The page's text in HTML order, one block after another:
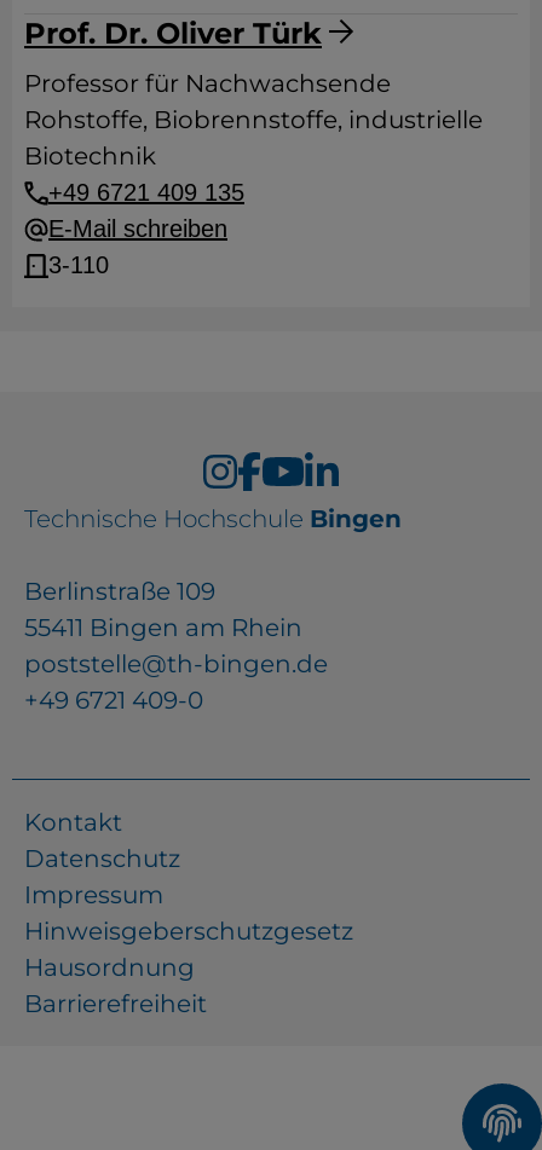
Prof. Dr. Oliver Türk
Professor für Nachwachsende
Rohstoffe, Biobrennstoffe, industrielle
Biotechnik
+49 6721 409 135
E-Mail schreiben
3-110
Technische Hochschule Bingen
Berlinstraße 109
55411 Bingen am Rhein
poststelle@th-bingen.de
+49 6721 409-0
Kontakt
Datenschutz
Impressum
Hinweisgeberschutzgesetz
Hausordnung
Barrierefreiheit